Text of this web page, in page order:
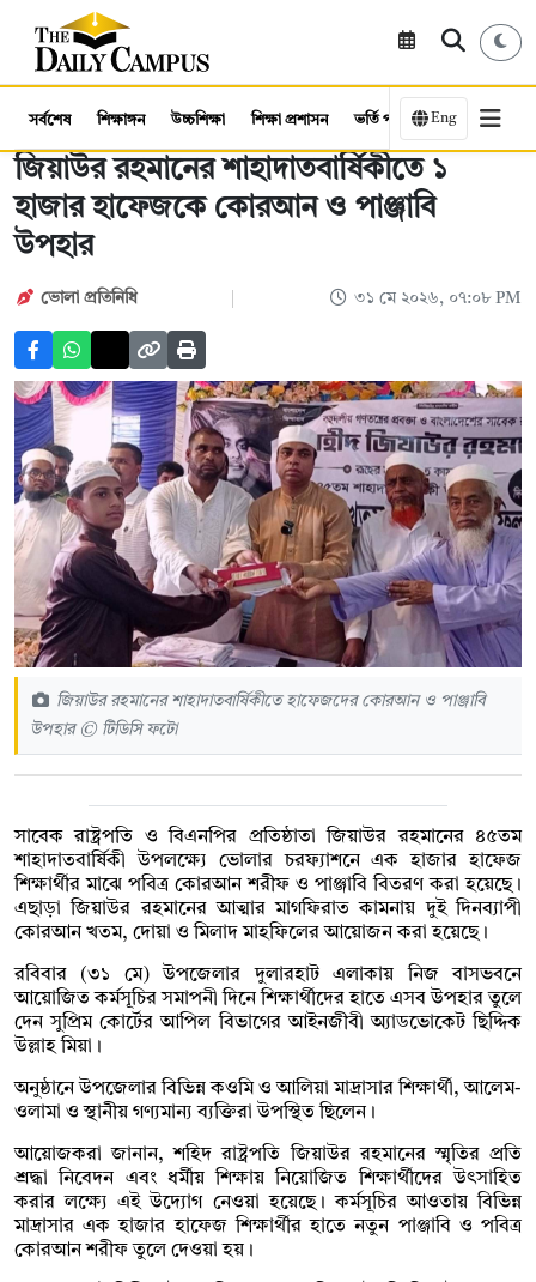
সর্বশেষ শিক্ষাঙ্গন উচ্চশিক্ষা শিক্ষা প্রশাসন ভর্তি পরীক্ষা কর্মসংস্থান
Eng
জিয়াউর রহমানের শাহাদাতবার্ষিকীতে ১
হাজার হাফেজকে কোরআন ও পাঞ্জাবি
উপহার
ভোলা প্রতিনিধি ৩১ মে ২০২৬, ০৭:০৮ PM
জিয়াউর রহমানের শাহাদাতবার্ষিকীতে হাফেজদের কোরআন ও পাঞ্জাবি
উপহার © টিডিসি ফটো
সাবেক রাষ্ট্রপতি ও বিএনপির প্রতিষ্ঠাতা জিয়াউর রহমানের ৪৫তম
শাহাদাতবার্ষিকী উপলক্ষ্যে ভোলার চরফ্যাশনে এক হাজার হাফেজ
শিক্ষার্থীর মাঝে পবিত্র কোরআন শরীফ ও পাঞ্জাবি বিতরণ করা হয়েছে।
এছাড়া জিয়াউর রহমানের আত্মার মাগফিরাত কামনায় দুই দিনব্যাপী
কোরআন খতম, দোয়া ও মিলাদ মাহফিলের আয়োজন করা হয়েছে।
রবিবার (৩১ মে) উপজেলার দুলারহাট এলাকায় নিজ বাসভবনে
আয়োজিত কর্মসূচির সমাপনী দিনে শিক্ষার্থীদের হাতে এসব উপহার তুলে
দেন সুপ্রিম কোর্টের আপিল বিভাগের আইনজীবী অ্যাডভোকেট ছিদ্দিক
উল্লাহ মিয়া।
অনুষ্ঠানে উপজেলার বিভিন্ন কওমি ও আলিয়া মাদ্রাসার শিক্ষার্থী, আলেম-
ওলামা ও স্থানীয় গণ্যমান্য ব্যক্তিরা উপস্থিত ছিলেন।
আয়োজকরা জানান, শহিদ রাষ্ট্রপতি জিয়াউর রহমানের স্মৃতির প্রতি
শ্রদ্ধা নিবেদন এবং ধর্মীয় শিক্ষায় নিয়োজিত শিক্ষার্থীদের উৎসাহিত
করার লক্ষ্যে এই উদ্যোগ নেওয়া হয়েছে। কর্মসূচির আওতায় বিভিন্ন
মাদ্রাসার এক হাজার হাফেজ শিক্ষার্থীর হাতে নতুন পাঞ্জাবি ও পবিত্র
কোরআন শরীফ তুলে দেওয়া হয়।